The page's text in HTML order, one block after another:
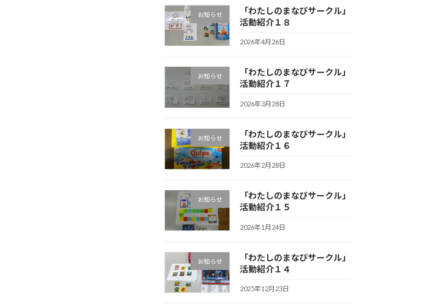
お知らせ
「わたしのまなびサークル」
活動紹介１８
2026年4月26日
お知らせ
「わたしのまなびサークル」
活動紹介１７
2026年3月28日
お知らせ
「わたしのまなびサークル」
活動紹介１６
2026年2月28日
お知らせ
「わたしのまなびサークル」
活動紹介１５
2026年1月24日
お知らせ
「わたしのまなびサークル」
活動紹介１４
2025年12月23日